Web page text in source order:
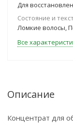
Для
Состояние и
Ломкие волосы,
Все
Описание
Концентрат для